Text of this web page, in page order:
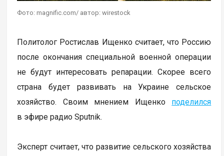
Фото: magnific.com/ автор: wirestock
Политолог Ростислав Ищенко считает, что Россию
после окончания специальной военной операции
не будут интересовать репарации. Скорее всего
страна будет развивать на Украине сельское
хозяйство. Своим мнением Ищенко поделился
в эфире радио Sputnik.
Эксперт считает, что развитие сельского хозяйства